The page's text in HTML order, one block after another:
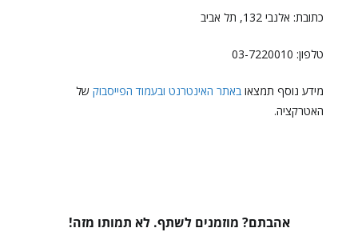
כתובת: אלנבי 132, תל אביב
טלפון: 03-7220010
מידע נוסף תמצאו באתר האינטרנט ובעמוד הפייסבוקשל
האטרקציה.
אהבתם? מוזמנים לשתף. לא תמותו מזה!